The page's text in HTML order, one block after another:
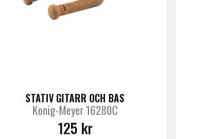
STATIV GITARR OCH BAS
Konig-Meyer 16280C
125 kr